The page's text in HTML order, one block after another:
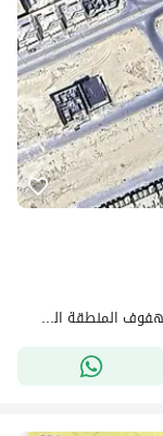
شارع طريق الأمير فيصل بن فهد، حي الدانة، حي الهفوف المنطقة الشرقية، الأحساء